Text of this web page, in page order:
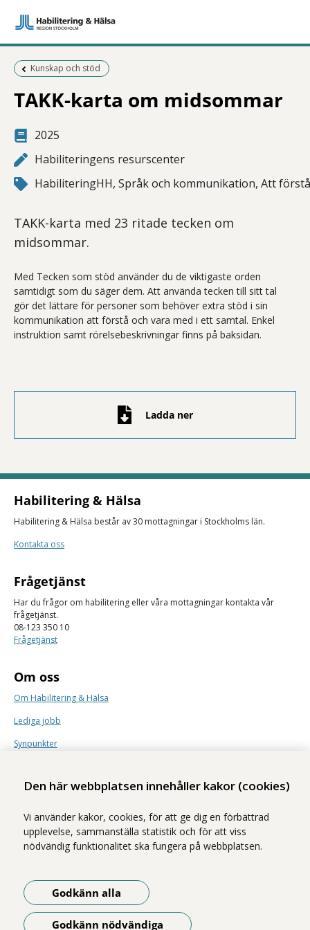
Den här webbplatsen innehåller kakor (cookies)
Vi använder kakor, cookies, för att ge dig en förbättrad
upplevelse, sammanställa statistik och för att viss
nödvändig funktionalitet ska fungera på webbplatsen.
Godkänn alla
Godkänn nödvändiga
Föregående sida:
Kunskap och stöd
TAKK-karta om midsommar
2025
Habiliteringens resurscenter
HabiliteringHH, Språk och kommunikation, Att
TAKK-karta med 23 ritade tecken om
midsommar.
Med Tecken som stöd använder du de viktigaste orden
samtidigt som du säger dem. Att använda tecken till sitt tal
gör det lättare för personer som behöver extra stöd i sin
kommunikation att förstå och vara med i ett samtal. Enkel
instruktion samt rörelsebeskrivningar finns på baksidan.
Ladda ner
Habilitering & Hälsa
Habilitering & Hälsa består av 30 mottagningar i Stockholms län.
Kontakta oss
Frågetjänst
Har du frågor om habilitering eller våra mottagningar kontakta vår
frågetjänst.
08-123 350 10
Frågetjänst
Om oss
Om Habilitering & Hälsa
Lediga jobb
Synpunkter
Samtliga bilder på webbplatsen är tagna av fotograf Yanan Li om inget
annat namn anges.